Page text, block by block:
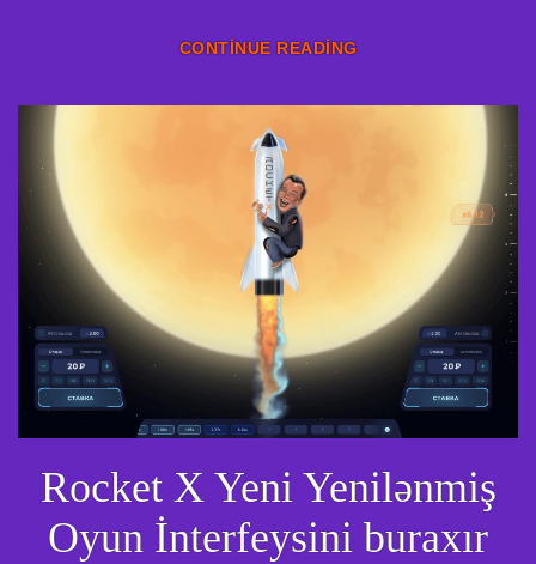
CONTINUE READING
Rocket X Yeni Yenilənmiş
Oyun İnterfeysini buraxır